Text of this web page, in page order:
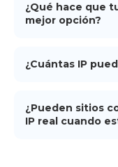
¿Qué hace que
mejor opción?
conveniencia y
precio atractivo,
¿Cuántas IP
de IPs, lo que
tus necesidades.
¿Pueden sitios
IP real cuando